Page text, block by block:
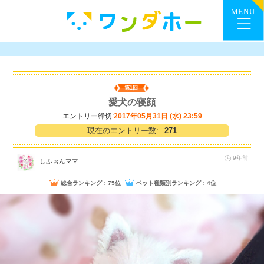
第1回
愛犬の寝顔
エントリー締切:2017年05月31日 (水) 23:59
現在のエントリー数: 271
しふぉんママ 9年前
総合ランキング：75位 ペット種類別ランキング：4位